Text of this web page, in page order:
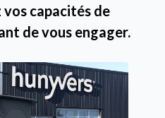
capacités de
de vous engager.